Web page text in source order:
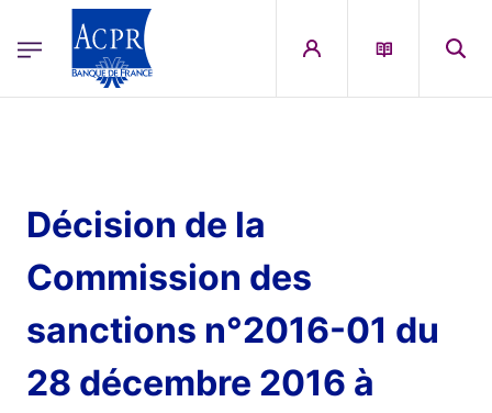
ACPR Menu Principal (French)
Décision de la
Commission des
sanctions n°2016-01 du
28 décembre 2016 à